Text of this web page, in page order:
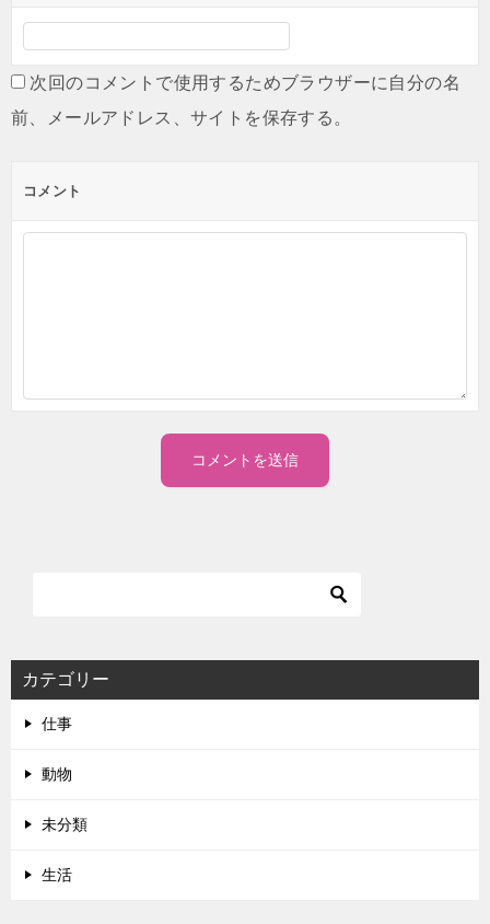
次回のコメントで使用するためブラウザーに自分の名
前、メールアドレス、サイトを保存する。
コメント
カテゴリー
仕事
動物
未分類
生活